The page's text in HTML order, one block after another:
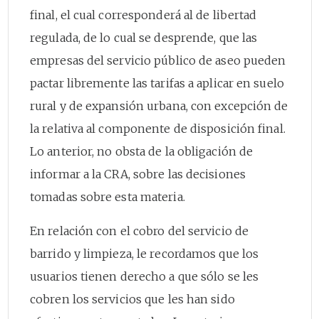
final, el cual corresponderá al de libertad
regulada, de lo cual se desprende, que las
empresas del servicio público de aseo pueden
pactar libremente las tarifas a aplicar en suelo
rural y de expansión urbana, con excepción de
la relativa al componente de disposición final.
Lo anterior, no obsta de la obligación de
informar a la CRA, sobre las decisiones
tomadas sobre esta materia.
En relación con el cobro del servicio de
barrido y limpieza, le recordamos que los
usuarios tienen derecho a que sólo se les
cobren los servicios que les han sido